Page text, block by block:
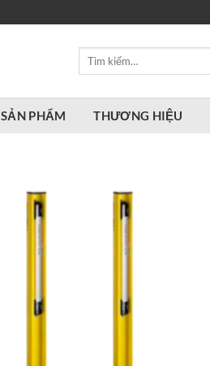
Tìm
SẢN PHẨM THƯƠNG HIỆU